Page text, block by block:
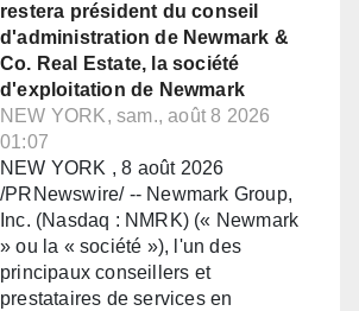
restera président du conseil
d'administration de Newmark &
Co. Real Estate, la société
d'exploitation de Newmark
NEW YORK, sam., août 8 2026
01:07
NEW YORK , 8 août 2026
/PRNewswire/ -- Newmark Group,
Inc. (Nasdaq : NMRK) (« Newmark
» ou la « société »), l'un des
principaux conseillers et
prestataires de services en